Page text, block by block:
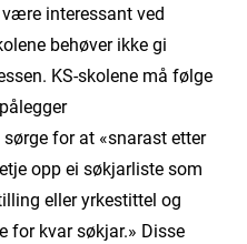
interessant ved
behøver ikke gi
KS-skolene må følge
for at «snarast etter
opp ei søkjarliste som
eller yrkestittel og
for kvar søkjar.» Disse